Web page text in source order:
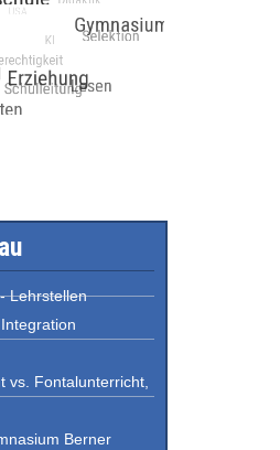
Lehrstellen
vs. Fontalunterricht,
Berner